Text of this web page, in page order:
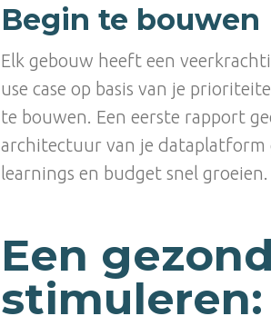
Begin te bouwen
Elk gebouw heeft een
use case op basis van je
te bouwen. Een eerste rapport
architectuur van je dataplatform
learnings en budget snel
Een